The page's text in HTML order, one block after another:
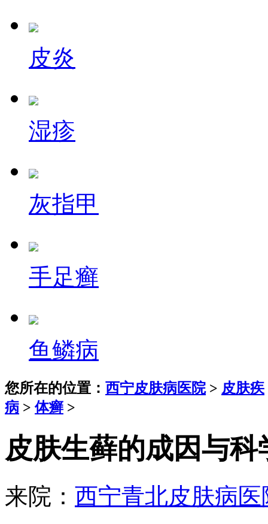
皮炎
湿疹
灰指甲
手足癣
鱼鳞病
您所在的位置： 西宁皮肤病医院> 皮肤疾
病 >体癣 >
皮肤生藓的成因与
来院： 西宁青北皮肤病医